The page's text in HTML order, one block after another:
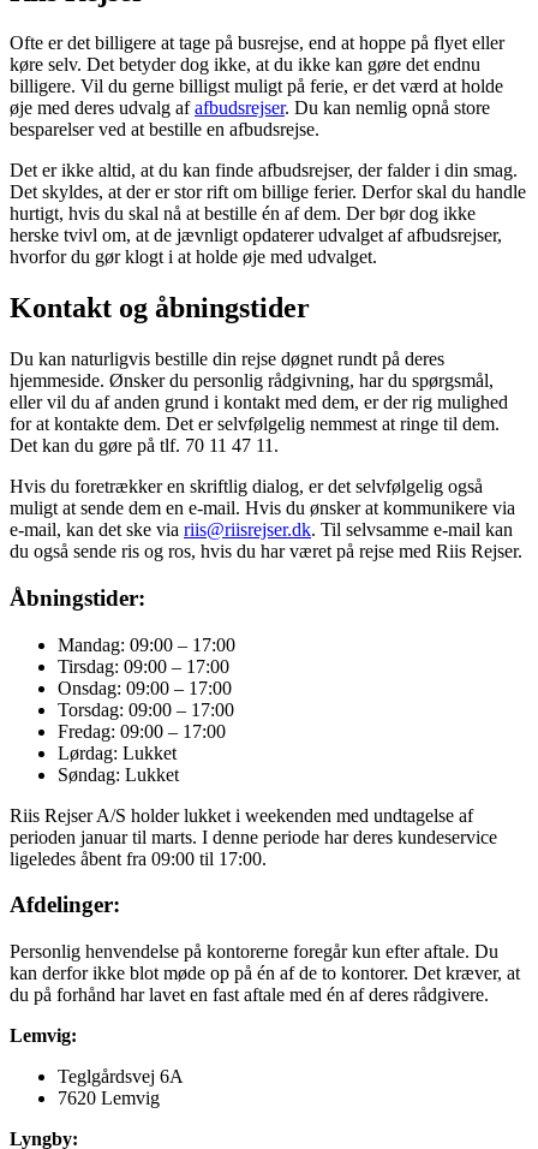
Ofte er det billigere at tage på busrejse, end at hoppe på flyet eller
køre selv. Det betyder dog ikke, at du ikke kan gøre det endnu
billigere. Vil du gerne billigst muligt på ferie, er det værd at holde
øje med deres udvalg afafbudsrejser. Du kan nemlig opnå store
besparelser ved at bestille en afbudsrejse.
Det er ikke altid, at du kan finde afbudsrejser, der falder i din smag.
Det skyldes, at der er stor rift om billige ferier. Derfor skal du handle
hurtigt, hvis du skal nå at bestille én af dem. Der bør dog ikke
herske tvivl om, at de jævnligt opdaterer udvalget af afbudsrejser,
hvorfor du gør klogt i at holde øje med udvalget.
Kontakt og åbningstider
Du kan naturligvis bestille din rejse døgnet rundt på deres
hjemmeside. Ønsker du personlig rådgivning, har du spørgsmål,
eller vil du af anden grund i kontakt med dem, er der rig mulighed
for at kontakte dem. Det er selvfølgelig nemmest at ringe til dem.
Det kan du gøre på tlf. 70 11 47 11.
Hvis du foretrækker en skriftlig dialog, er det selvfølgelig også
muligt at sende dem en e-mail. Hvis du ønsker at kommunikere via
e-mail, kan det ske via riis@riisrejser.dk. Til selvsamme e-mail kan
du også sende ris og ros, hvis du har været på rejse med Riis Rejser.
Åbningstider:
Mandag: 09:00 – 17:00
Tirsdag: 09:00 – 17:00
Onsdag: 09:00 – 17:00
Torsdag: 09:00 – 17:00
Fredag: 09:00 – 17:00
Lørdag: Lukket
Søndag: Lukket
Riis Rejser A/S holder lukket i weekenden med undtagelse af
perioden januar til marts. I denne periode har deres kundeservice
ligeledes åbent fra 09:00 til 17:00.
Afdelinger:
Personlig henvendelse på kontorerne foregår kun efter aftale. Du
kan derfor ikke blot møde op på én af de to kontorer. Det kræver, at
du på forhånd har lavet en fast aftale med én af deres rådgivere.
Lemvig:
Teglgårdsvej 6A
7620 Lemvig
Lyngby: